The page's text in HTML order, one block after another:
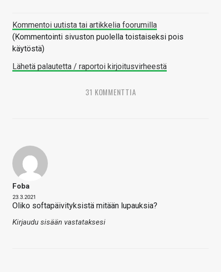
Kommentoi uutista tai artikkelia foorumilla
(Kommentointi sivuston puolella toistaiseksi pois
käytöstä)
Lähetä palautetta / raportoi kirjoitusvirheestä
31 KOMMENTTIA
Foba
23.3.2021
Oliko softapäivityksistä mitään lupauksia?
Kirjaudu sisään vastataksesi